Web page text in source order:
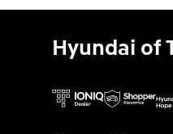
Hyundai of